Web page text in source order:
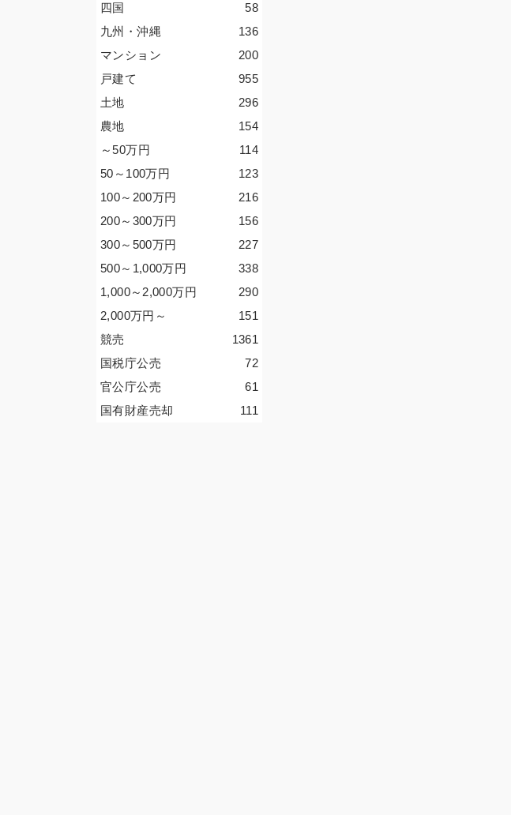
58
四国
136
九州・沖縄
200
マンション
955
戸建て
296
土地
154
農地
114
～50万円
123
50～100万円
216
100～200万円
156
200～300万円
227
300～500万円
338
500～1,000万円
290
1,000～2,000万円
151
2,000万円 ～
1361
競売
72
国税庁公売
61
官公庁公売
111
国有財産売却